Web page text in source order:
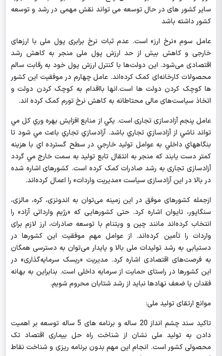
سایر کشور های در حال توسعه می تواند نقش مهمی در رشد و توسعه
کشور داشته باشد
عامل سوم «نرخ ارز» است. عدم ثبات نرخ برابری پول ملی با ارزهای
خارجی و کاهش بیش از حد ارزش پول ملی منجر به کاهش رشد
اقتصادی می‌شود. این دولت‌ها با کنترل ارزش پول خود به رقابت سالم
محصولات کارخانه‌ای کمک کرده‌اند. عامل چهارم در موفقیت این کشور
ها کوچک کردن دولت ها است.انها بااقدام به کوچک کردن دولت و
اتخاذ سیاست‌های مالی محتاطانه به کاهش نرخ تورم کمک کرده اند.
عامل پنجم آزادسازی تجاری است. يكي از منابع افزايش بهره وري كل مي
تواند ناشي از آزادسازي تجاري باشد. آزادسازي تجاري باعث مي شود تا
بنگاههاي داخلي به عوامل توليد خارجي در سطح گسترده اي با هزينه
كمتر دست يابند كه منجر به انتقال تابع توليد به سمت خارج مي گردد
آزادسازی تجاری به رشد صادرات کمک کرده است. کشورهای اشاره شده
در بالا در این آزادسازی سیاست «مدیریت واردات» را اعمال کرده‌اند.
ازجمله کشورهای موفق در این زمینه می‌توان به اندونزی، کره‌، مالزی،
سنگاپور، تایوان اشاره کرد. حتی کشورهایی که «رژیم‌ وارداتی آزاد» را
انتخاب کرده‌اند مانند چین و ویتنام با توسعه صادرات، ارز لازم برای
واردات را تأمین کرده‌اند. از عوامل مهم موفقیت این کشورها در
دستیابی به رشد تولیدات ملی بالا و پایدار می‌توان به دسترسی همگان
به فرصت‌های اقتصادی اشاره کرد. مدیریت «ریسک سرمایه‌گذاری» در
این کشورها در راستای حمایت از سرمایه داخلی است. بنابراین به بهانه
فقدان یا ضعف نهادها نباید از رشد شتابان محروم شویم.
موانع ارتقای تولید ملی:
تاکید سند چشم انداز 20 ساله و برنامه های 5 ساله توسعه بر اهمیت
دادن به تولید ملی نشان از شناخت راه حل بیماری اقتصاد تک
محصولی کشور است. انجام این مهم بدون برنامه ریزی و شناخت نقاط